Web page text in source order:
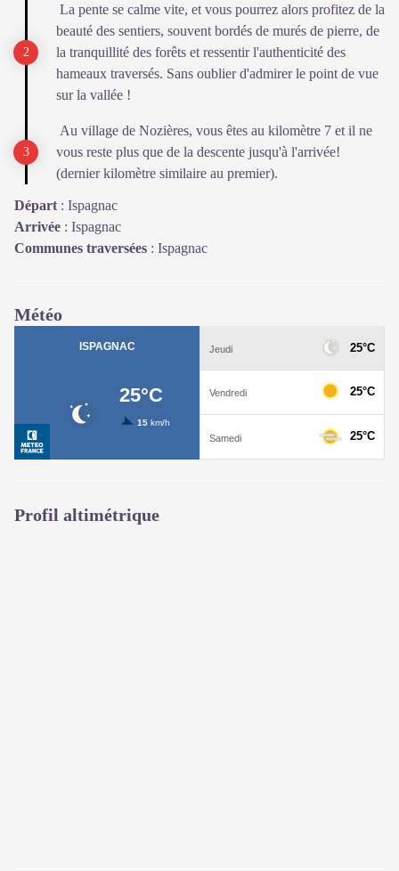
La pente se calme vite, et vous pourrez alors profitez de la
beauté des sentiers, souvent bordés de murés de pierre, de
la tranquillité des forêts et ressentir l'authenticité des
hameaux traversés. Sans oublier d'admirer le point de vue
sur la vallée !
Au village de Nozières, vous êtes au kilomètre 7 et il ne
vous reste plus que de la descente jusqu'à l'arrivée!
(dernier kilomètre similaire au premier).
Départ : Ispagnac
Arrivée : Ispagnac
Communes traversées : Ispagnac
Météo
Profil altimétrique